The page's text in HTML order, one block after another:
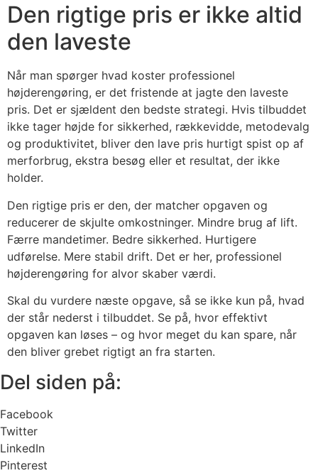
Den rigtige pris er ikke altid
den laveste
Når man spørger hvad koster professionel
højderengøring, er det fristende at jagte den laveste
pris. Det er sjældent den bedste strategi. Hvis tilbuddet
ikke tager højde for sikkerhed, rækkevidde, metodevalg
og produktivitet, bliver den lave pris hurtigt spist op af
merforbrug, ekstra besøg eller et resultat, der ikke
holder.
Den rigtige pris er den, der matcher opgaven og
reducerer de skjulte omkostninger. Mindre brug af lift.
Færre mandetimer. Bedre sikkerhed. Hurtigere
udførelse. Mere stabil drift. Det er her, professionel
højderengøring for alvor skaber værdi.
Skal du vurdere næste opgave, så se ikke kun på, hvad
der står nederst i tilbuddet. Se på, hvor effektivt
opgaven kan løses – og hvor meget du kan spare, når
den bliver grebet rigtigt an fra starten.
Del siden på:
Facebook
Twitter
LinkedIn
Pinterest